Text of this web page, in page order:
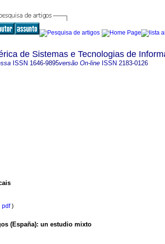
de Sistemas e Tecnologias de
ISSN 1646-9895versão On-line ISSN 2183-0126
pdf)
(España): un estudio mixto